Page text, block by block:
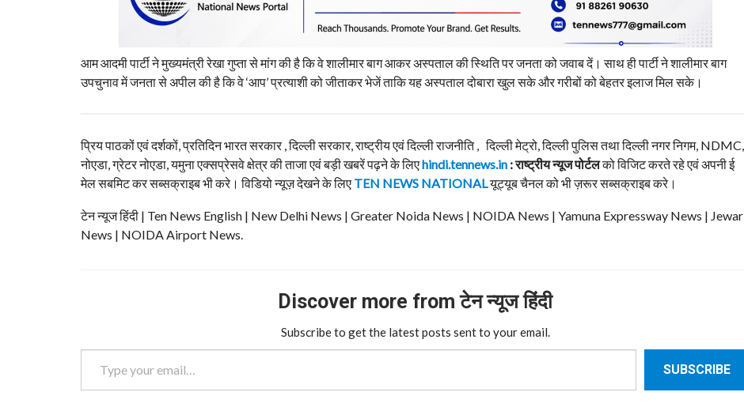
आम आदमी पार्टी ने मुख्यमंत्री रेखा गुप्ता से मांग की है कि वे शालीमार बाग आकर अस्पताल की स्थिति पर जनता को जवाब दें। साथ ही पार्टी ने शालीमार बाग
उपचुनाव में जनता से अपील की है कि वे ‘आप’ प्रत्याशी को जीताकर भेजें ताकि यह अस्पताल दोबारा खुल सके और गरीबों को बेहतर इलाज मिल सके।
प्रिय पाठकों एवं दर्शकों, प्रतिदिन भारत सरकार , दिल्ली सरकार, राष्ट्रीय एवं दिल्ली राजनीति , दिल्ली मेट्रो, दिल्ली पुलिस तथा दिल्ली नगर निगम, NDMC,
नोएडा, ग्रेटर नोएडा, यमुना एक्सप्रेसवे क्षेत्र की ताजा एवं बड़ी खबरें पढ़ने के लिएhindi.tennews.in : राष्ट्रीय न्यूज पोर्टलको विजिट करते रहे एवं अपनी ई
मेल सबमिट कर सब्सक्राइब भी करे। विडियो न्यूज़ देखने के लिए TEN NEWS NATIONAL यूट्यूब चैनल को भी ज़रूर सब्सक्राइब करे।
टेन न्यूज हिंदी | Ten News English | New Delhi News | Greater Noida News | NOIDA News | Yamuna Expressway News | Jewar
News | NOIDA Airport News.
Discover more from टेन न्यूज हिंदी
Subscribe to get the latest posts sent to your email.
Type your email…
SUBSCRIBE